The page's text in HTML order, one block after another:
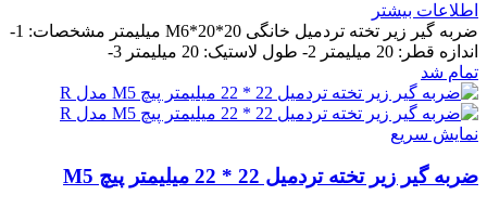
اطلاعات بیشتر
ضربه گیر زیر تخته تردمیل خانگی 20*20*M6 میلیمتر مشخصات: 1-
اندازه قطر: 20 میلیمتر 2- طول لاستیک: 20 میلیمتر 3-
تمام شد
نمایش سریع
ضربه گیر زیر تخته تردمیل 22 * 22 میلیمتر پیچ M5